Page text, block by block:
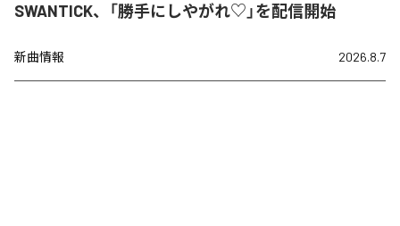
SWANTICK、「勝手にしやがれ♡」を配信開始
新曲情報 2026.8.7